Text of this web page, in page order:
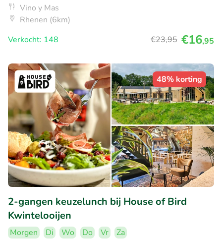
Vino y Mas
Rhenen (6km)
Verkocht: 148
€23,95 €16,95
48% korting
2-gangen keuzelunch bij House of Bird
Kwintelooijen
Morgen Di Wo Do Vr
Za